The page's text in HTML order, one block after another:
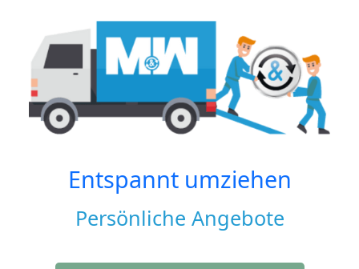
Entspannt umziehen
Persönliche Angebote